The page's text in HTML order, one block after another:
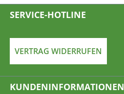
SERVICE-HOTLINE
VERTRAG WIDERRUFEN
KUNDENINFORMATIONEN